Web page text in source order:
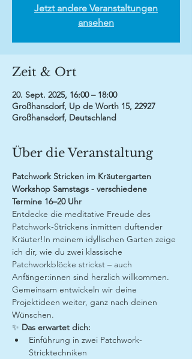
Jetzt andere Veranstaltungen
ansehen
Zeit & Ort
20. Sept. 2025, 16:00 – 18:00
Großhansdorf, Up de Worth 15, 22927
Großhansdorf, Deutschland
Über die Veranstaltung
Patchwork Stricken im Kräutergarten
Workshop Samstags - verschiedene
Termine 16–20 Uhr
Entdecke die meditative Freude des
Patchwork-Strickens inmitten duftender
Kräuter!In meinem idyllischen Garten zeige
ich dir, wie du zwei klassische
Patchworkblöcke strickst – auch
Anfänger:innen sind herzlich willkommen.
Gemeinsam entwickeln wir deine
Projektideen weiter, ganz nach deinen
Wünschen.
✨ Das erwartet dich:
Einführung in zwei Patchwork-
Stricktechniken